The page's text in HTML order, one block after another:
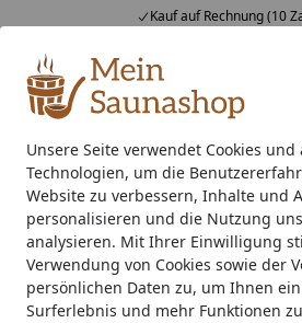
Unsere Seite verwendet Cookies
Technologien, um die
Website zu verbessern, Inhalte und
personalisieren und die Nutzung
analysieren. Mit Ihrer Einwilligung
Verwendung von Cookies sowie der
persönlichen Daten zu, um Ihnen
Surferlebnis und mehr Funktionen
Kauf auf Rechnung (10
Alle Produkte
Mein Konto
Suchen
Startseite
EPDM Folienset Nr. 109 - 610 x
EPDM Folienset Nr.
cm